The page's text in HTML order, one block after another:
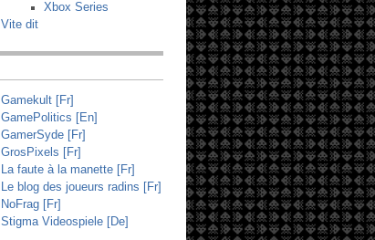
Xbox Series
Vite dit
Gamekult [Fr]
GamePolitics [En]
GamerSyde [Fr]
GrosPixels [Fr]
La faute à la manette [Fr]
Le blog des joueurs radins [Fr]
NoFrag [Fr]
Stigma Videospiele [De]